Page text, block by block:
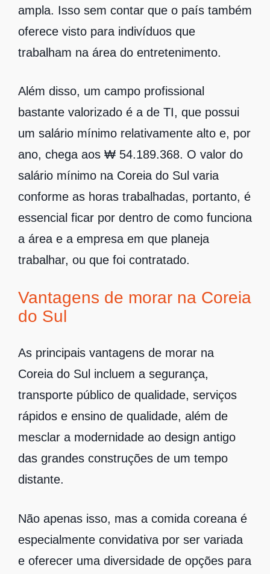
ampla. Isso sem contar que o país também
oferece visto para indivíduos que
trabalham na área do entretenimento.
Além disso, um campo profissional
bastante valorizado é a de TI, que possui
um salário mínimo relativamente alto e, por
ano, chega aos ₩ 54.189.368. O valor do
salário mínimo na Coreia do Sul varia
conforme as horas trabalhadas, portanto, é
essencial ficar por dentro de como funciona
a área e a empresa em que planeja
trabalhar, ou que foi contratado.
Vantagens de morar na Coreia
do Sul
As principais vantagens de morar na
Coreia do Sul incluem a segurança,
transporte público de qualidade, serviços
rápidos e ensino de qualidade, além de
mesclar a modernidade ao design antigo
das grandes construções de um tempo
distante.
Não apenas isso, mas a comida coreana é
especialmente convidativa por ser variada
e oferecer uma diversidade de opções para